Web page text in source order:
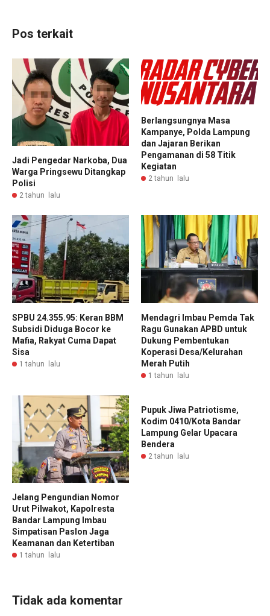
Pos terkait
Jadi Pengedar Narkoba, Dua
Warga Pringsewu Ditangkap
Polisi
2 tahun lalu
Berlangsungnya Masa
Kampanye, Polda Lampung
dan Jajaran Berikan
Pengamanan di 58 Titik
Kegiatan
2 tahun lalu
SPBU 24.355.95: Keran BBM
Subsidi Diduga Bocor ke
Mafia, Rakyat Cuma Dapat
Sisa
1 tahun lalu
Mendagri Imbau Pemda Tak
Ragu Gunakan APBD untuk
Dukung Pembentukan
Koperasi Desa/Kelurahan
Merah Putih
1 tahun lalu
Jelang Pengundian Nomor
Urut Pilwakot, Kapolresta
Bandar Lampung Imbau
Simpatisan Paslon Jaga
Keamanan dan Ketertiban
1 tahun lalu
Pupuk Jiwa Patriotisme,
Kodim 0410/Kota Bandar
Lampung Gelar Upacara
Bendera
2 tahun lalu
Tidak ada komentar